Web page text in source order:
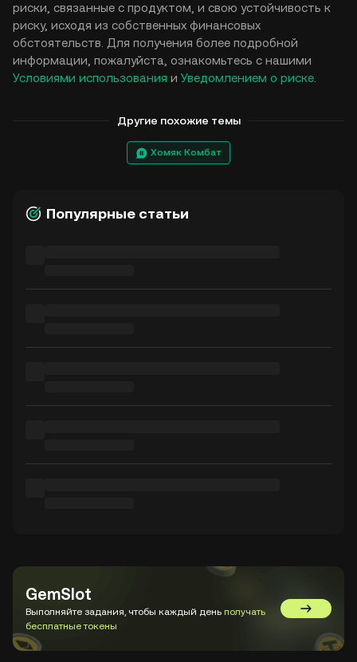
риски, связанные с продуктом, и свою устойчивость к
риску, исходя из собственных финансовых
обстоятельств. Для получения более подробной
информации, пожалуйста, ознакомьтесь с нашими
Условиями использования и Уведомлением о риске
Другие похожие темы
Хомяк Комбат
Популярные статьи
GemSlot
Выполняйте задания, чтобы каждый день получать
бесплатные токены
Перейти